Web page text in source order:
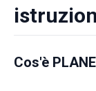
Cos'è